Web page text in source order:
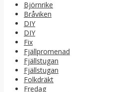
Björnrike
Bråviken
DIY
DIY
Fix
Fjällpromenad
Fjällstugan
Fjällstugan
Folkdräkt
Fredag